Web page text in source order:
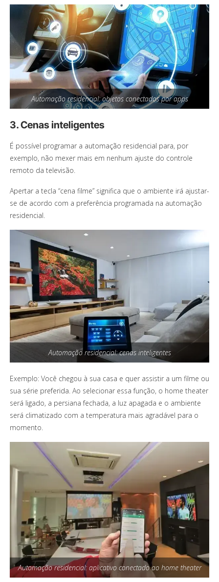
Automação residencial: objetos conectados por apps
3. Cenas inteligentes
É possível programar a automação residencial para, por
exemplo, não mexer mais em nenhum ajuste do controle
remoto da televisão.
Apertar a tecla “cena filme” significa que o ambiente irá ajustar-
se de acordo com a preferência programada na automação
residencial.
Automação residencial: cenas inteligentes
Exemplo: Você chegou à sua casa e quer assistir a um filme ou
sua série preferida. Ao selecionar essa função, o home theater
será ligado, a persiana fechada, a luz apagada e o ambiente
será climatizado com a temperatura mais agradável para o
momento.
Automação residencial: aplicativo conectado ao home theater